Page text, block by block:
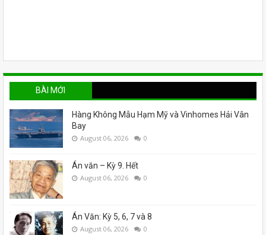
BÀI MỚI
Hàng Không Mẫu Hạm Mỹ và Vinhomes Hải Vân
Bay
August 06, 2026 0
Án văn – Kỳ 9. Hết
August 06, 2026 0
Án Văn: Kỳ 5, 6, 7 và 8
August 06, 2026 0